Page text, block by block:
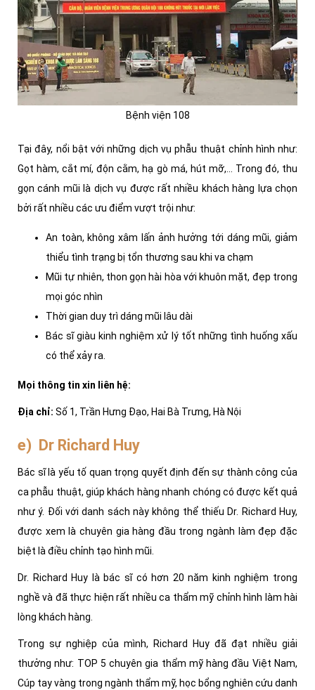
Bệnh viện 108
Tại đây, nổi bật với những dịch vụ phẫu thuật chỉnh hình như:
Gọt hàm, cắt mí, độn cằm, hạ gò má, hút mỡ,... Trong đó, thu
gọn cánh mũi là dịch vụ được rất nhiều khách hàng lựa chọn
bởi rất nhiều các ưu điểm vượt trội như:
An toàn, không xâm lấn ảnh hưởng tới dáng mũi, giảm
thiểu tình trạng bị tổn thương sau khi va chạm
Mũi tự nhiên, thon gọn hài hòa với khuôn mặt, đẹp trong
mọi góc nhìn
Thời gian duy trì dáng mũi lâu dài
Bác sĩ giàu kinh nghiệm xử lý tốt những tình huống xấu
có thể xảy ra.
Mọi thông tin xin liên hệ:
Địa chỉ: Số 1, Trần Hưng Đạo, Hai Bà Trưng, Hà Nội
e) Dr Richard Huy
Bác sĩ là yếu tố quan trọng quyết định đến sự thành công của
ca phẫu thuật, giúp khách hàng nhanh chóng có được kết quả
như ý. Đối với danh sách này không thể thiếu Dr. Richard Huy,
được xem là chuyên gia hàng đầu trong ngành làm đẹp đặc
biệt là điều chỉnh tạo hình mũi.
Dr. Richard Huy là bác sĩ có hơn 20 năm kinh nghiệm trong
nghề và đã thực hiện rất nhiều ca thẩm mỹ chỉnh hình làm hài
lòng khách hàng.
Trong sự nghiệp của mình, Richard Huy đã đạt nhiều giải
thưởng như: TOP 5 chuyên gia thẩm mỹ hàng đầu Việt Nam,
Cúp tay vàng trong ngành thẩm mỹ, học bổng nghiên cứu danh